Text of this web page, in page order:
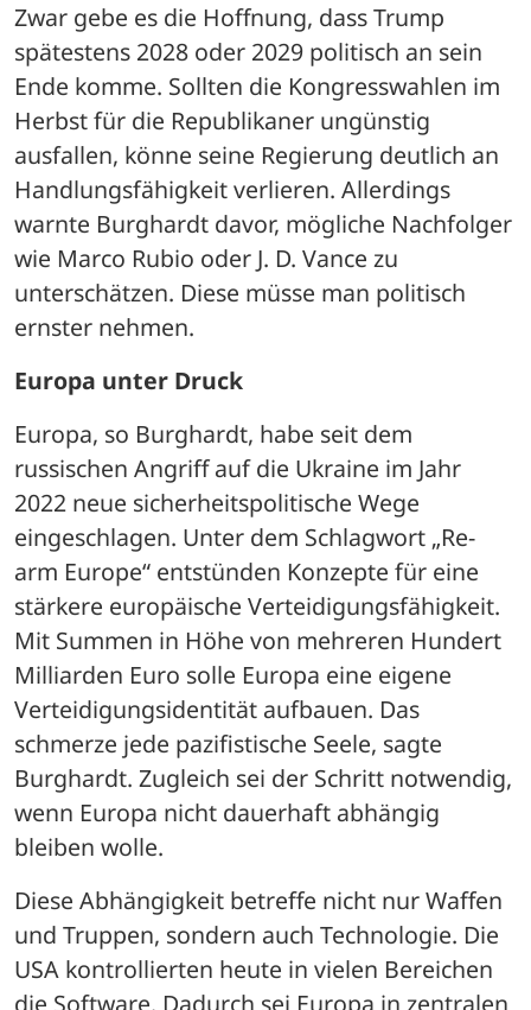
Zwar gebe es die Hoffnung, dass Trump
spätestens 2028 oder 2029 politisch an sein
Ende komme. Sollten die Kongresswahlen im
Herbst für die Republikaner ungünstig
ausfallen, könne seine Regierung deutlich an
Handlungsfähigkeit verlieren. Allerdings
warnte Burghardt davor, mögliche Nachfolger
wie Marco Rubio oder J. D. Vance zu
unterschätzen. Diese müsse man politisch
ernster nehmen.
Europa unter Druck
Europa, so Burghardt, habe seit dem
russischen Angriff auf die Ukraine im Jahr
2022 neue sicherheitspolitische Wege
eingeschlagen. Unter dem Schlagwort „Re-
arm Europe“ entstünden Konzepte für eine
stärkere europäische Verteidigungsfähigkeit.
Mit Summen in Höhe von mehreren Hundert
Milliarden Euro solle Europa eine eigene
Verteidigungsidentität aufbauen. Das
schmerze jede pazifistische Seele, sagte
Burghardt. Zugleich sei der Schritt notwendig,
wenn Europa nicht dauerhaft abhängig
bleiben wolle.
Diese Abhängigkeit betreffe nicht nur Waffen
und Truppen, sondern auch Technologie. Die
USA kontrollierten heute in vielen Bereichen